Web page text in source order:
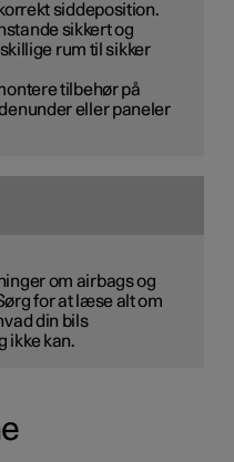
siddeposition.
sikkert og
rum til sikker
tilbehør på
eller paneler
om airbags og
for at læse alt om
din bils
ikke kan.